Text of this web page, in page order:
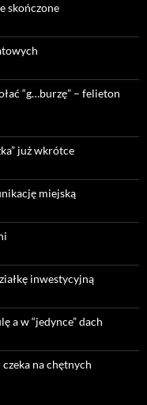
skończone
“g…burzę” – felieton
już wkrótce
miejską
inwestycyjną
a w “jedynce” dach
na chętnych